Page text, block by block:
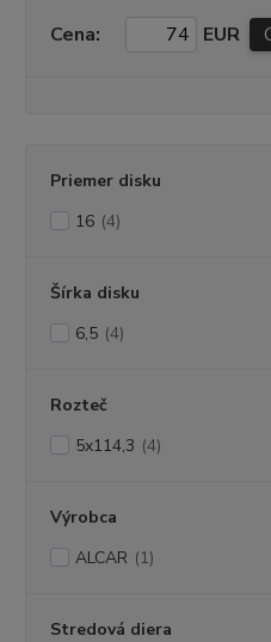
Cena: EUR
Priemer disku
16 (4)
Šírka disku
6,5 (4)
Rozteč
5x114,3 (4)
Výrobca
ALCAR (1)
Stredová diera